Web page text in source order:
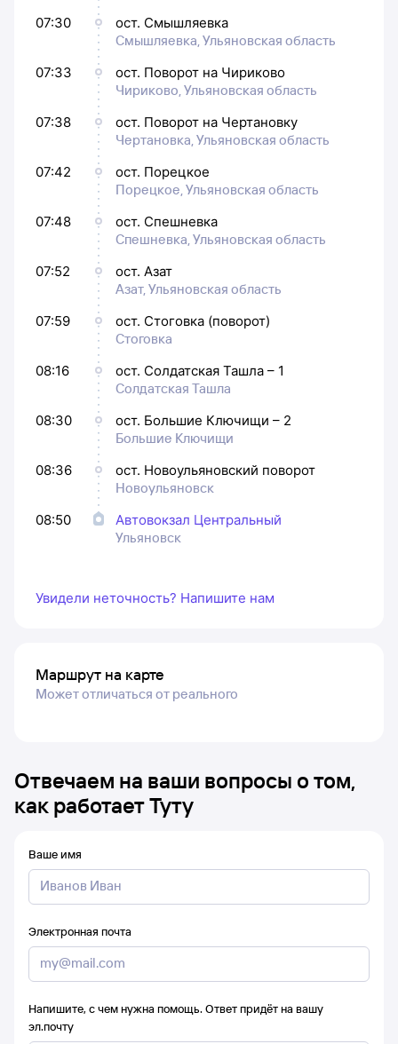
07:30
ост. Смышляевка
Смышляевка, Ульяновская область
07:33
ост. Поворот на Чириково
Чириково, Ульяновская область
07:38
ост. Поворот на Чертановку
Чертановка, Ульяновская область
07:42
ост. Порецкое
Порецкое, Ульяновская область
07:48
ост. Спешневка
Спешневка, Ульяновская область
07:52
ост. Азат
Азат, Ульяновская область
07:59
ост. Стоговка (поворот)
Стоговка
08:16
ост. Солдатская Ташла – 1
Солдатская Ташла
08:30
ост. Большие Ключищи – 2
Большие Ключищи
08:36
ост. Новоульяновский поворот
Новоульяновск
08:50
Автовокзал Центральный
Ульяновск
Увидели неточность? Напишите нам
Маршрут на карте
Может отличаться от реального
Отвечаем на ваши вопросы о том,
как работает Туту
Ваше имя
Электронная почта
Напишите, с чем нужна помощь. Ответ придёт на вашу
эл.почту